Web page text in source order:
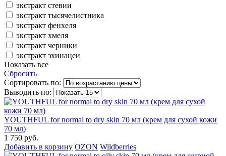
экстракт стевии
экстракт тысячелистника
экстракт фенхеля
экстракт хмеля
экстракт черники
экстракт эхинацеи
Показать все
Сбросить
Сортировать по:
Выводить по:
YOUTHFUL for normal to dry skin 70 мл (крем для сухой кожи
70 мл)
1 750 руб.
Добавить в корзину OZON Wildberries